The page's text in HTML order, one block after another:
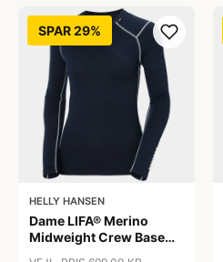
SPAR 29%
HELLY HANSEN
Dame LIFA® Merino
Midweight Crew Base